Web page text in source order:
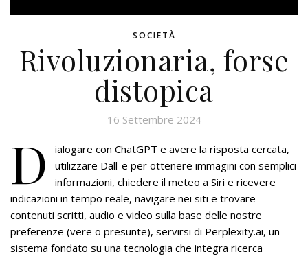
SOCIETÀ
Rivoluzionaria, forse
distopica
16 Settembre 2024
D
ialogare con ChatGPT e avere la risposta cercata,
utilizzare Dall-e per ottenere immagini con semplici
informazioni, chiedere il meteo a Siri e ricevere
indicazioni in tempo reale, navigare nei siti e trovare
contenuti scritti, audio e video sulla base delle nostre
preferenze (vere o presunte), servirsi di Perplexity.ai, un
sistema fondato su una tecnologia che integra ricerca